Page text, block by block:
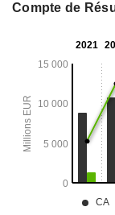
Compte de